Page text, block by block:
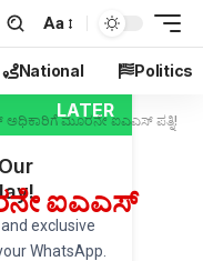
Aa
National Politics
ಮೂರನೇ ಐಎಎಸ್ ಪತ್ನಿ!
ಐಎಎಸ್
LATER
exclusive
WhatsApp.